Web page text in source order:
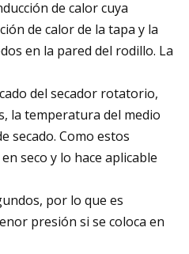
de calor cuya
de calor de la tapa y la
en la pared del rodillo. La
del secador rotatorio,
la temperatura del medio
secado. Como estos
seco y lo hace aplicable
por lo que es
presión si se coloca en